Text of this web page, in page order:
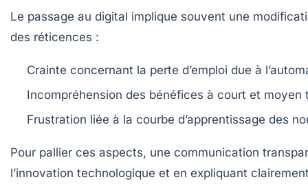
Le passage au digital implique souvent une
des réticences :
Crainte concernant la perte d’emploi due à
Incompréhension des bénéfices à court et moyen
Frustration liée à la courbe d’apprentissage des
Pour pallier ces aspects, une communication
l’innovation technologique et en expliquant